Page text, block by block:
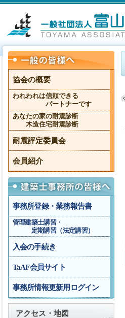
協会の概要
われわれは信頼できる
パートナーです
あなたの家の耐震診断
木造住宅耐震診断
耐震評定委員会
会員紹介
事務所登録・業務報告書
管理建築士講習・
定期講習（法定講習）
入会の手続き
TaAF会員サイト
事務所情報更新用ログイン
アクセス・地図